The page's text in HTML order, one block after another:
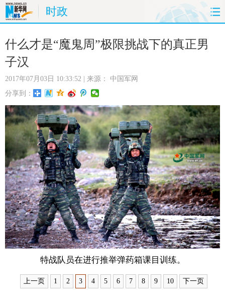
时政
首页 时政 国际 财经
娱乐
时尚 思客
港澳 台湾 华人 汽车
科技 能源 房产 公司
图片 视频 彩票 食品
旅游 健康 信息化 数据
金融 公益 军事 无人机
富媒体 摄影 新华广播
什么才是“魔鬼周”极限挑战下的真正男
子汉
2017年07月03日 10:33:52 | 来源： 中国军网
分享到：
特战队员在进行推举弹药箱课目训练。
上一页 1 2 3 4 5 6 7 8 9 10 下一页